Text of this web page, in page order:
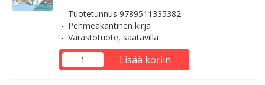
Tuotetunnus 9789511335382
Pehmeäkantinen kirja
Varastotuote, saatavilla
Lisää koriin